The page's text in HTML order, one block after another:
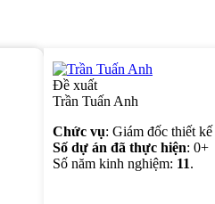
Đề xuất
Trần Tuấn Anh
Chức vụ: Giám đốc thiết
Số dự án đã thực hiện: 0+
Số năm kinh nghiệm: 11.